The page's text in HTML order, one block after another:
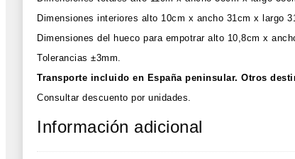
Dimensiones interiores alto 10cm x ancho 31cm x largo
Dimensiones del hueco para empotrar alto 10,8cm x
Tolerancias ±3mm.
Transporte incluido en España peninsular. Otros
Consultar descuento por unidades.
Información adicional